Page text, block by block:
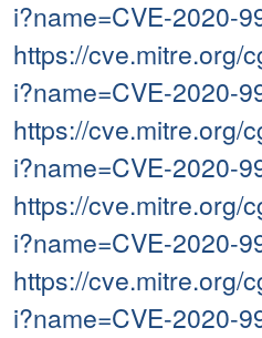
i?name=CVE-2020-
https://cve.mitre.org/
i?name=CVE-2020-
https://cve.mitre.org/
i?name=CVE-2020-
https://cve.mitre.org/
i?name=CVE-2020-
https://cve.mitre.org/
i?name=CVE-2020-